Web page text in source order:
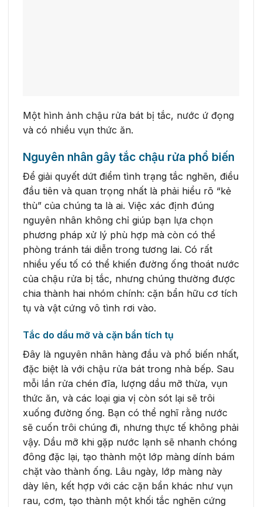
Một hình ảnh chậu rửa bát bị tắc, nước ứ đọng
và có nhiều vụn thức ăn.
Nguyên nhân gây tắc chậu rửa phổ biến
Để giải quyết dứt điểm tình trạng tắc nghẽn, điều
đầu tiên và quan trọng nhất là phải hiểu rõ “kẻ
thù” của chúng ta là ai. Việc xác định đúng
nguyên nhân không chỉ giúp bạn lựa chọn
phương pháp xử lý phù hợp mà còn có thể
phòng tránh tái diễn trong tương lai. Có rất
nhiều yếu tố có thể khiến đường ống thoát nước
của chậu rửa bị tắc, nhưng chúng thường được
chia thành hai nhóm chính: cặn bẩn hữu cơ tích
tụ và vật cứng vô tình rơi vào.
Tắc do dầu mỡ và cặn bẩn tích tụ
Đây là nguyên nhân hàng đầu và phổ biến nhất,
đặc biệt là với chậu rửa bát trong nhà bếp. Sau
mỗi lần rửa chén đĩa, lượng dầu mỡ thừa, vụn
thức ăn, và các loại gia vị còn sót lại sẽ trôi
xuống đường ống. Bạn có thể nghĩ rằng nước
sẽ cuốn trôi chúng đi, nhưng thực tế không phải
vậy. Dầu mỡ khi gặp nước lạnh sẽ nhanh chóng
đông đặc lại, tạo thành một lớp màng dính bám
chặt vào thành ống. Lâu ngày, lớp màng này
dày lên, kết hợp với các cặn bẩn khác như vụn
rau, cơm, tạo thành một khối tắc nghẽn cứng